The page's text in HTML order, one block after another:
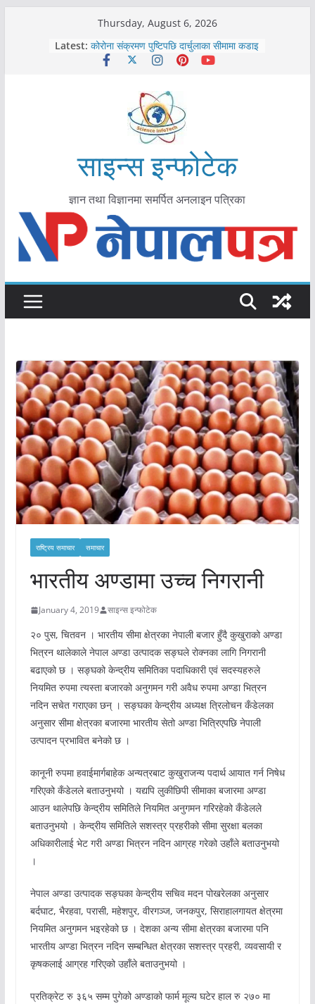
Thursday, August 6, 2026
Latest: कोरोना संक्रमण पुष्टिपछि दार्चुलाका सीमामा कडाइ
विराटनगर महानगरद्वारा पूर्ण खोप सुनिश्चित घोषणा
मकवानपुरमा खोरेत रोग विरुद्धको खोप लगाउन
आयुर्वेद चिकित्सा प्रणालीको भूमिका महत्वपूर्ण छ :
मुख्यमन्त्री शाह
काभ्रेपलाञ्चोकमा आयुर्वेद स्वास्थ्योपचारतर्फ
आकर्षण बढ्दै
साइन्स इन्फोटेक
ज्ञान तथा विज्ञानमा समर्पित अनलाइन पत्रिका
राष्ट्रिय समाचार समाचार
भारतीय अण्डामा उच्च निगरानी
January 4, 2019 साइन्स इन्फोटेक
२० पुस, चितवन । भारतीय सीमा क्षेत्रका नेपाली बजार हुँदै कुखुराको अण्डा
भित्रन थालेकाले नेपाल अण्डा उत्पादक सङ्घले रोक्नका लागि निगरानी
बढाएको छ । सङ्घको केन्द्रीय समितिका पदाधिकारी एवं सदस्यहरुले
नियमित रुपमा त्यस्ता बजारको अनुगमन गरी अवैध रुपमा अण्डा भित्रन
नदिन सचेत गराएका छन् । सङ्घका केन्द्रीय अध्यक्ष त्रिलोचन कँडेलका
अनुसार सीमा क्षेत्रका बजारमा भारतीय सेतो अण्डा भित्रिएपछि नेपाली
उत्पादन प्रभावित बनेको छ ।
कानूनी रुपमा हवाईमार्गबाहेक अन्यत्रबाट कुखुराजन्य पदार्थ आयात गर्न निषेध
गरिएको कँडेलले बताउनुभयो । यद्यपि लुकीछिपी सीमाका बजारमा अण्डा
आउन थालेपछि केन्द्रीय समितिले नियमित अनुगमन गरिरहेको कँडेलले
बताउनुभयो । केन्द्रीय समितिले सशस्त्र प्रहरीको सीमा सुरक्षा बलका
अधिकारीलाई भेट गरी अण्डा भित्रन नदिन आग्रह गरेको उहाँले बताउनुभयो
।
नेपाल अण्डा उत्पादक सङ्घका केन्द्रीय सचिव मदन पोखरेलका अनुसार
बर्दघाट, भैरहवा, परासी, महेशपुर, वीरगञ्ज, जनकपुर, सिराहालगायत क्षेत्रमा
नियमित अनुगमन भइरहेको छ । देशका अन्य सीमा क्षेत्रका बजारमा पनि
भारतीय अण्डा भित्रन नदिन सम्बन्धित क्षेत्रका सशस्त्र प्रहरी, व्यवसायी र
कृषकलाई आग्रह गरिएको उहाँले बताउनुभयो ।
प्रतिक्रेट रु ३६५ सम्म पुगेको अण्डाको फार्म मूल्य घटेर हाल रु २७० मा